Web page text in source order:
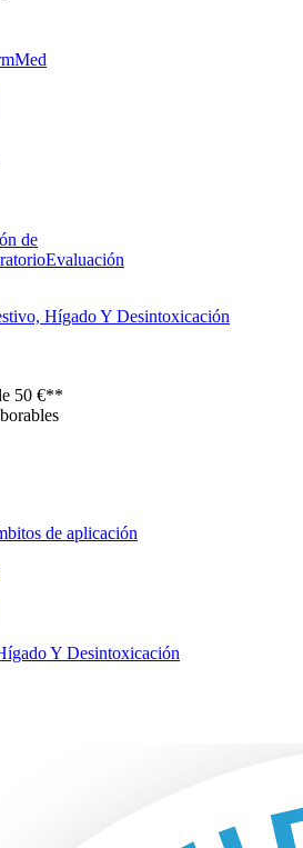
de
Evaluación
Hígado Y Desintoxicación
50 €**
de aplicación
Y Desintoxicación